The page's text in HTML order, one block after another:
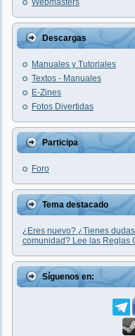
Webmasters
Descargas
Manuales y Tutoriales
Textos - Manuales
E-Zines
Fotos Divertidas
Participa
Foro
Tema destacado
¿Eres nuevo? ¿Tienes
comunidad? Lee las Reglas
Síguenos en: